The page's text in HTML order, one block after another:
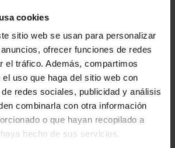
cookies
sitio web se usan para personalizar
ofrecer funciones de redes
el tráfico. Además, compartimos
uso que haga del sitio web con
redes sociales, publicidad y análisis
combinarla con otra información
o que hayan recopilado a
hecho de sus servicios.
de colaboración entre la
de Madrid La Noche en Vivo, la
Sarea, y el Instituto Vasco
de 2014 ...